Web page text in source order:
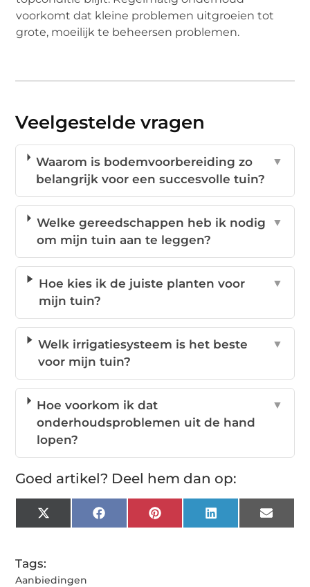
voorkomt dat kleine problemen uitgroeien tot
grote, moeilijk te beheersen problemen.
Veelgestelde vragen
Waarom is bodemvoorbereiding zo
belangrijk voor een succesvolle tuin?
▼
Welke gereedschappen heb ik nodig
om mijn tuin aan te leggen?
▼
Hoe kies ik de juiste planten voor
mijn tuin?
▼
Welk irrigatiesysteem is het beste
voor mijn tuin?
▼
Hoe voorkom ik dat
onderhoudsproblemen uit de hand
lopen?
▼
Goed artikel? Deel hem dan op:
X
(Twitter)
FacebookPinterest LinkedIn Email
Tags:
Aanbiedingen